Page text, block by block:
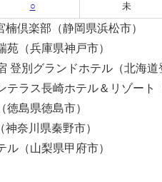
○
未
楽部（静岡県浜松市）
（兵庫県神戸市）
別グランドホテル（北海道
ス長崎ホテル＆リゾート（
島県徳島市）
奈川県秦野市）
（山梨県甲府市）